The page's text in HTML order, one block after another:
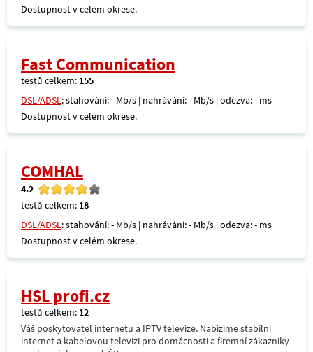
Dostupnost v celém okrese.
Fast Communication
testů celkem: 155
DSL/ADSL: stahování: - Mb/s | nahrávání: - Mb/s | odezva: - ms
Dostupnost v celém okrese.
COMHAL
4.2
testů celkem: 18
DSL/ADSL: stahování: - Mb/s | nahrávání: - Mb/s | odezva: - ms
Dostupnost v celém okrese.
HSL profi.cz
testů celkem: 12
Váš poskytovatel internetu a IPTV televize. Nabízíme stabilní
internet a kabelovou televizi pro domácnosti a firemní zákazníky